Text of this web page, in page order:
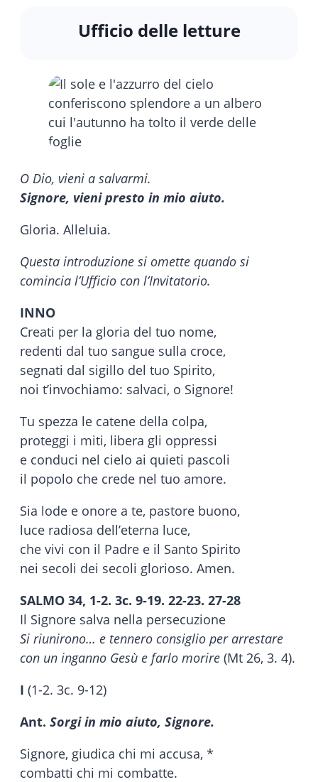
Ufficio delle letture
O Dio, vieni a salvarmi.
Signore, vieni presto in mio aiuto.
Gloria. Alleluia.
Questa introduzione si omette quando si
comincia l’Ufficio con l’Invitatorio.
INNO
Creati per la gloria del tuo nome,
redenti dal tuo sangue sulla croce,
segnati dal sigillo del tuo Spirito,
noi t’invochiamo: salvaci, o Signore!
Tu spezza le catene della colpa,
proteggi i miti, libera gli oppressi
e conduci nel cielo ai quieti pascoli
il popolo che crede nel tuo amore.
Sia lode e onore a te, pastore buono,
luce radiosa dell’eterna luce,
che vivi con il Padre e il Santo Spirito
nei secoli dei secoli glorioso. Amen.
SALMO 34, 1-2. 3c. 9-19. 22-23. 27-28
Il Signore salva nella persecuzione
Si riunirono… e tennero consiglio per arrestare
con un inganno Gesù e farlo morire (Mt 26, 3. 4).
I (1-2. 3c. 9-12)
Ant. Sorgi in mio aiuto, Signore.
Signore, giudica chi mi accusa, *
combatti chi mi combatte.